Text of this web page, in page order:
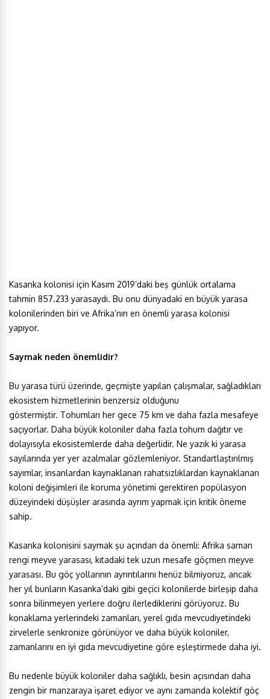
Kasanka kolonisi için Kasım 2019’daki beş günlük ortalama
tahmin 857.233 yarasaydı. Bu onu dünyadaki en büyük yarasa
kolonilerinden biri ve Afrika’nın en önemli yarasa kolonisi
yapıyor.
Saymak neden önemlidir?
Bu yarasa türü üzerinde, geçmişte yapılan çalışmalar, sağladıkları
ekosistem hizmetlerinin benzersiz olduğunu
göstermiştir. Tohumları her gece 75 km ve daha fazla mesafeye
saçıyorlar. Daha büyük koloniler daha fazla tohum dağıtır ve
dolayısıyla ekosistemlerde daha değerlidir. Ne yazık ki yarasa
sayılarında yer yer azalmalar gözlemleniyor. Standartlaştırılmış
sayımlar, insanlardan kaynaklanan rahatsızlıklardan kaynaklanan
koloni değişimleri ile koruma yönetimi gerektiren popülasyon
düzeyindeki düşüşler arasında ayrım yapmak için kritik öneme
sahip.
Kasanka kolonisini saymak şu açından da önemli: Afrika saman
rengi meyve yarasası, kıtadaki tek uzun mesafe göçmen meyve
yarasası. Bu göç yollarının ayrıntılarını henüz bilmiyoruz, ancak
her yıl bunların Kasanka’daki gibi geçici kolonilerde birleşip daha
sonra bilinmeyen yerlere doğru ilerlediklerini görüyoruz. Bu
konaklama yerlerindeki zamanları, yerel gıda mevcudiyetindeki
zirvelerle senkronize görünüyor ve daha büyük koloniler,
zamanlarını en iyi gıda mevcudiyetine göre eşleştirmede daha iyi.
Bu nedenle büyük koloniler daha sağlıklı, besin açısından daha
zengin bir manzaraya işaret ediyor ve aynı zamanda kolektif göç